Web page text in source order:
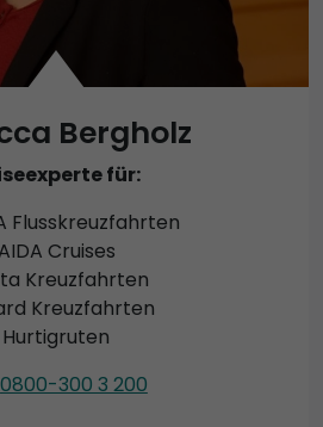
Bergholz
für:
Flusskreuzfahrten
Cruises
Kreuzfahrten
Kreuzfahrten
Hurtigruten
0800-300 3 200